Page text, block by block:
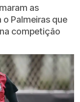
as
Palmeiras que
competição